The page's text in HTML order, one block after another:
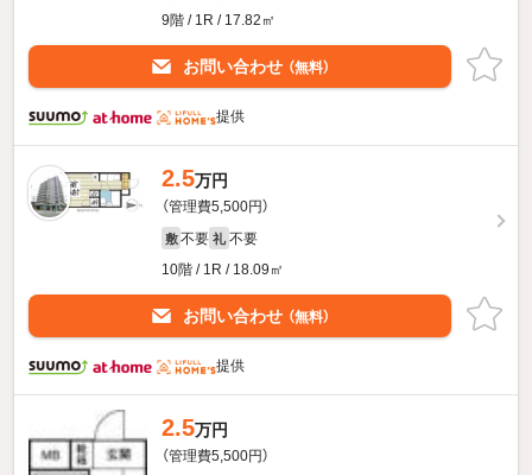
9階 / 1R / 17.82㎡
お問い合わせ （無料）
提供
2.5万円
（管理費5,500円）
敷 不要 礼 不要
10階 / 1R / 18.09㎡
お問い合わせ （無料）
提供
2.5万円
（管理費5,500円）